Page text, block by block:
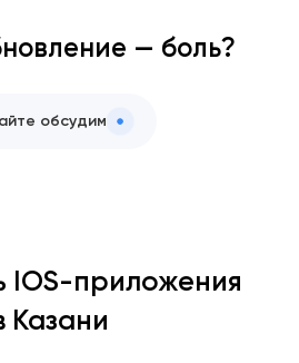
— боль?
обсудим
IOS-приложения
Казани